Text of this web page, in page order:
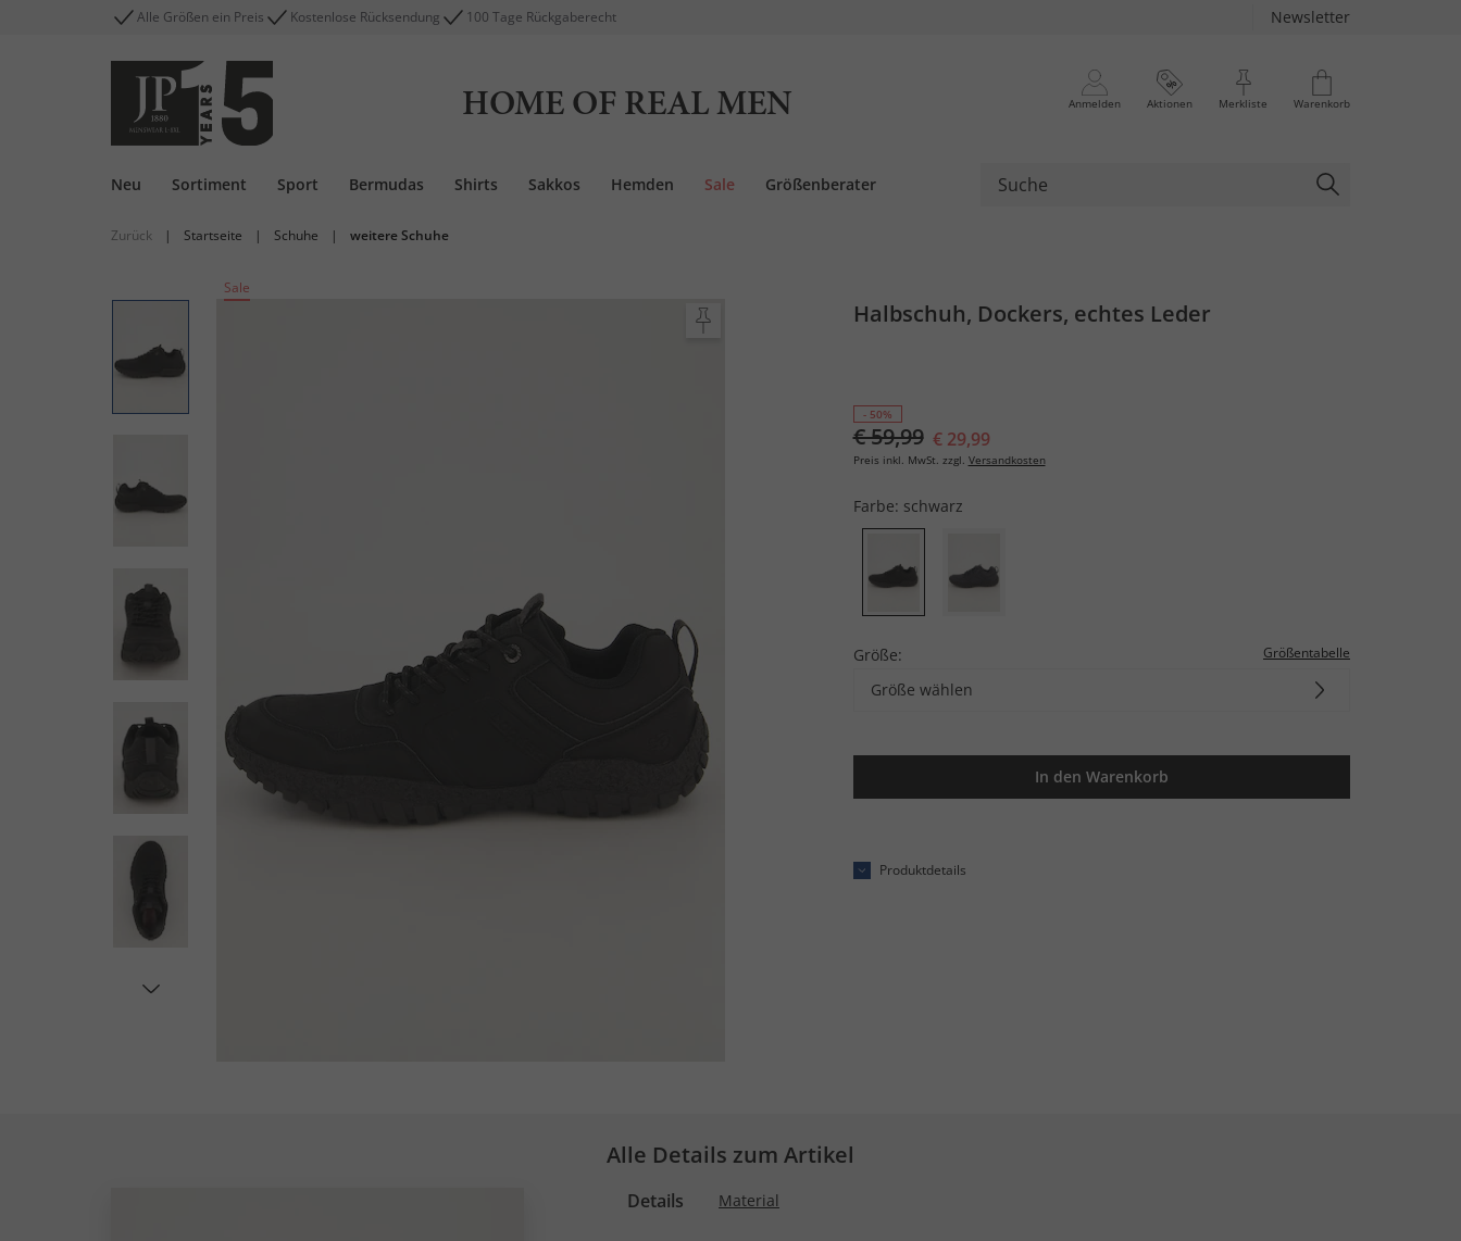
Alle Größen ein Preis Kostenlose Rücksendung 100 Tage Rückgaberecht Newsletter
HOME OF REAL MEN Anmelden Aktionen Merkliste Warenkorb
Neu Sortiment Sport Bermudas Shirts Sakkos Hemden Sale Größenberater
Zurück | Startseite | Schuhe | weitere Schuhe
Sale
Halbschuh, Dockers, echtes Leder
- 50%
€ 59,99 € 29,99
Preis inkl. MwSt. zzgl. Versandkosten
Farbe: schwarz
Größe: Größentabelle
Größe wählen
In den Warenkorb
Produktdetails
Alle Details zum Artikel
Details Material